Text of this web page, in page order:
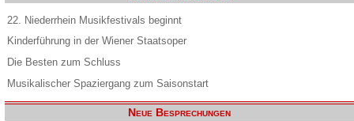
22. Niederrhein Musikfestivals beginnt
Kinderführung in der Wiener Staatsoper
Die Besten zum Schluss
Musikalischer Spaziergang zum Saisonstart
Neue Besprechungen